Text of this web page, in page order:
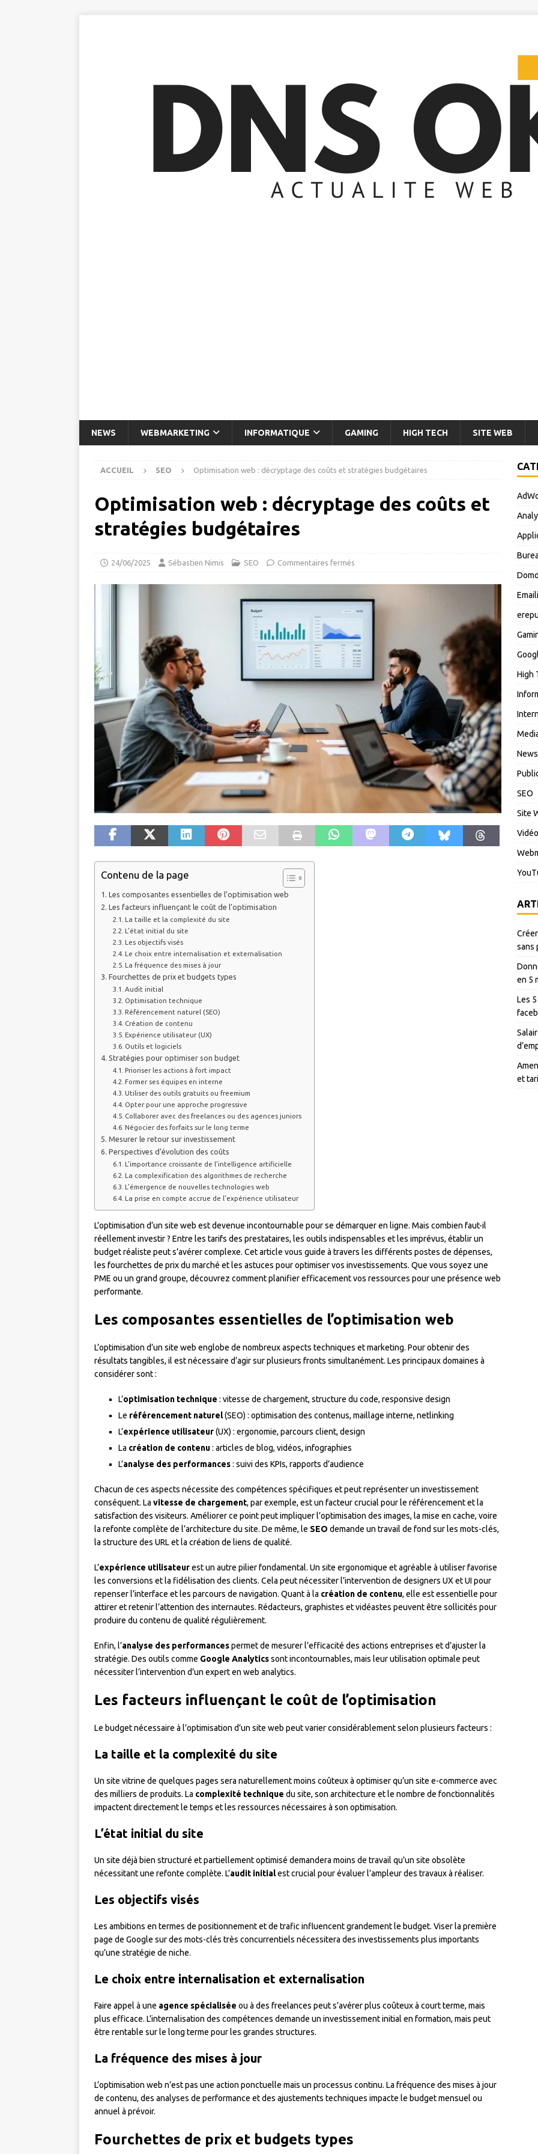
NEWS WEBMARKETING INFORMATIQUE GAMING HIGH TECH SITE WEB
ACCUEIL SEO Optimisation web : décryptage des coûts et stratégies budgétaires
Optimisation web : décryptage des coûts et
stratégies budgétaires
24/06/2025 Sébastien Nimis SEO Commentaires fermés
Contenu de la page
Les composantes essentielles de l’optimisation web
Les facteurs influençant le coût de l’optimisation
La taille et la complexité du site
L’état initial du site
Les objectifs visés
Le choix entre internalisation et externalisation
La fréquence des mises à jour
Fourchettes de prix et budgets types
Audit initial
Optimisation technique
Référencement naturel (SEO)
Création de contenu
Expérience utilisateur (UX)
Outils et logiciels
Stratégies pour optimiser son budget
Prioriser les actions à fort impact
Former ses équipes en interne
Utiliser des outils gratuits ou freemium
Opter pour une approche progressive
Collaborer avec des freelances ou des agences juniors
Négocier des forfaits sur le long terme
Mesurer le retour sur investissement
Perspectives d’évolution des coûts
L’importance croissante de l’intelligence artificielle
La complexification des algorithmes de recherche
L’émergence de nouvelles technologies web
La prise en compte accrue de l’expérience utilisateur
L’optimisation d’un site web est devenue incontournable pour se démarquer en ligne. Mais combien faut-il
réellement investir ? Entre les tarifs des prestataires, les outils indispensables et les imprévus, établir un
budget réaliste peut s’avérer complexe. Cet article vous guide à travers les différents postes de dépenses,
les fourchettes de prix du marché et les astuces pour optimiser vos investissements. Que vous soyez une
PME ou un grand groupe, découvrez comment planifier efficacement vos ressources pour une présence web
performante.
Les composantes essentielles de l’optimisation web
L’optimisation d’un site web englobe de nombreux aspects techniques et marketing. Pour obtenir des
résultats tangibles, il est nécessaire d’agir sur plusieurs fronts simultanément. Les principaux domaines à
considérer sont :
L’optimisation technique : vitesse de chargement, structure du code, responsive design
Le référencement naturel(SEO) : optimisation des contenus, maillage interne, netlinking
L’expérience utilisateur(UX) : ergonomie, parcours client, design
La création de contenu: articles de blog, vidéos, infographies
L’analyse des performances: suivi des KPIs, rapports d’audience
Chacun de ces aspects nécessite des compétences spécifiques et peut représenter un investissement
conséquent. La vitesse de chargement, par exemple, est un facteur crucial pour le référencement et la
satisfaction des visiteurs. Améliorer ce point peut impliquer l’optimisation des images, la mise en cache, voire
la refonte complète de l’architecture du site. De même, le SEO demande un travail de fond sur les mots-clés,
la structure des URL et la création de liens de qualité.
L’expérience utilisateurest un autre pilier fondamental. Un site ergonomique et agréable à utiliser favorise
les conversions et la fidélisation des clients. Cela peut nécessiter l’intervention de designers UX et UI pour
repenser l’interface et les parcours de navigation. Quant à la création de contenu, elle est essentielle pour
attirer et retenir l’attention des internautes. Rédacteurs, graphistes et vidéastes peuvent être sollicités pour
produire du contenu de qualité régulièrement.
Enfin, l’analyse des performancespermet de mesurer l’efficacité des actions entreprises et d’ajuster la
stratégie. Des outils comme Google Analyticssont incontournables, mais leur utilisation optimale peut
nécessiter l’intervention d’un expert en web analytics.
Les facteurs influençant le coût de l’optimisation
Le budget nécessaire à l’optimisation d’un site web peut varier considérablement selon plusieurs facteurs :
La taille et la complexité du site
Un site vitrine de quelques pages sera naturellement moins coûteux à optimiser qu’un site e-commerce avec
des milliers de produits. La complexité technique du site, son architecture et le nombre de fonctionnalités
impactent directement le temps et les ressources nécessaires à son optimisation.
L’état initial du site
Un site déjà bien structuré et partiellement optimisé demandera moins de travail qu’un site obsolète
nécessitant une refonte complète. L’audit initialest crucial pour évaluer l’ampleur des travaux à réaliser.
Les objectifs visés
Les ambitions en termes de positionnement et de trafic influencent grandement le budget. Viser la première
page de Google sur des mots-clés très concurrentiels nécessitera des investissements plus importants
qu’une stratégie de niche.
Le choix entre internalisation et externalisation
Faire appel à une agence spécialisée ou à des freelances peut s’avérer plus coûteux à court terme, mais
plus efficace. L’internalisation des compétences demande un investissement initial en formation, mais peut
être rentable sur le long terme pour les grandes structures.
La fréquence des mises à jour
L’optimisation web n’est pas une action ponctuelle mais un processus continu. La fréquence des mises à jour
de contenu, des analyses de performance et des ajustements techniques impacte le budget mensuel ou
annuel à prévoir.
Fourchettes de prix et budgets types
High
News
SEO
Site
Vidéo
sans
en 5
Les
et